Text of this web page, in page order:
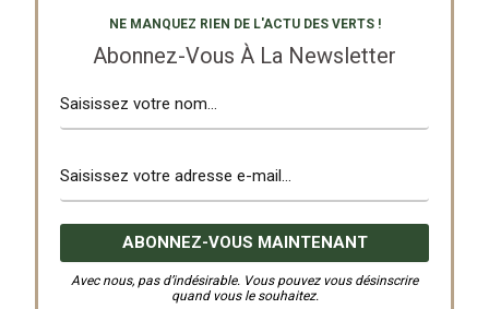
NE MANQUEZ RIEN DE L'ACTU DES VERTS !
Abonnez-Vous À La Newsletter
Avec nous, pas d’indésirable. Vous pouvez vous désinscrire
quand vous le souhaitez.